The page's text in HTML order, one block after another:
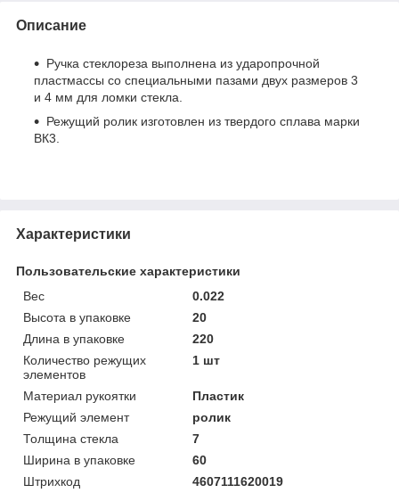
Описание
Ручка стеклореза выполнена из ударопрочной
пластмассы со специальными пазами двух размеров 3
и 4 мм для ломки стекла.
Режущий ролик изготовлен из твердого сплава марки
ВК3.
Характеристики
Пользовательские характеристики
Вес
0.022
Высота в упаковке
20
Длина в упаковке
220
Количество режущих
элементов
1 шт
Материал рукоятки
Пластик
Режущий элемент
ролик
Толщина стекла
7
Ширина в упаковке
60
Штрихкод
4607111620019